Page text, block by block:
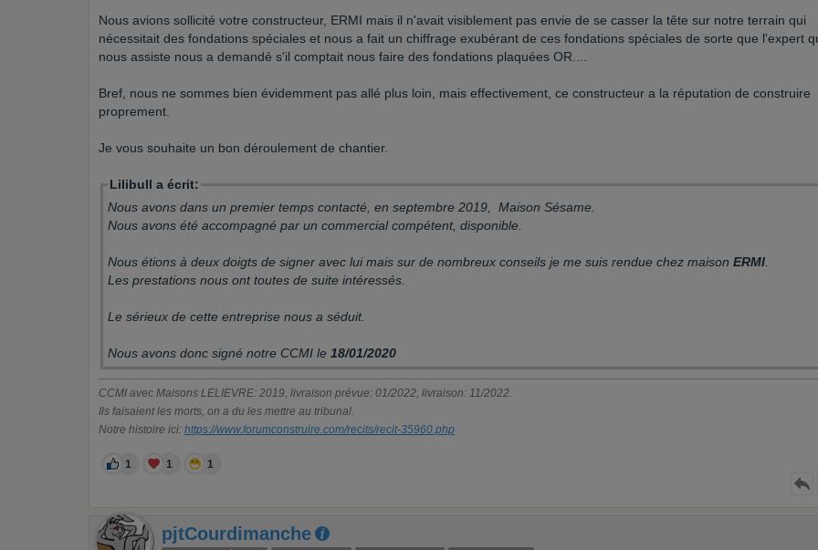
Nous avions sollicité votre constructeur, ERMI mais il n'avait visiblement pas envie de se casser la tête sur notre terrain qui
nécessitait des fondations spéciales et nous a fait un chiffrage exubérant de ces fondations spéciales de sorte que l'expert
nous assiste nous a demandé s'il comptait nous faire des fondations plaquées OR....
Bref, nous ne sommes bien évidemment pas allé plus loin, mais effectivement, ce constructeur a la réputation de construire
proprement.
Je vous souhaite un bon déroulement de chantier.
Lilibull a écrit:
Nous avons dans un premier temps contacté, en septembre 2019, Maison Sésame.
Nous avons été accompagné par un commercial compétent, disponible.
Nous étions à deux doigts de signer avec lui mais sur de nombreux conseils je me suis rendue chez maison ERMI
Les prestations nous ont toutes de suite intéressés.
Le sérieux de cette entreprise nous a séduit.
Nous avons donc signé notre CCMI le 18/01/2020
CCMI avec Maisons LELIEVRE: 2019, livraison prévue: 01/2022, livraison: 11/2022.
Ils faisaient les morts, on a du les mettre au tribunal.
Notre histoire ici: https://www.forumconstruire.com/recits/recit-35960.php
1 1 1
pjtCourdimanche